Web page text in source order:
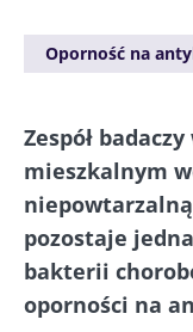
Oporność na
Zespół
mieszkalnym
pozostaje
bakterii
oporności na